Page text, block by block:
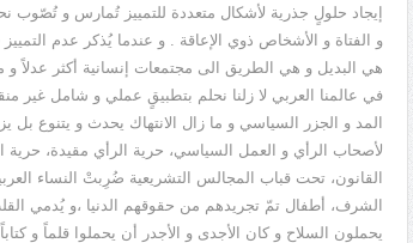
إيجاد حلولٍ جذرية لأشكال متعددة للتمييز تُمارس و تُصّوب
و الفتاة و الأشخاص ذوي الإعاقة . و عندما يُذكر عدم
هي البديل و هي الطريق الى مجتمعات إنسانية أكثر عدلاً و
في عالمنا العربي لا زلنا نحلم بتطبيقٍ عملي و شامل غير
المد و الجزر السياسي و ما زال الانتهاك يحدث و يتنوع بل
لأصحاب الرأي و العمل السياسي، حرية الرأي مقيدة، حرية
القانون، تحت قباب المجالس التشريعية ضُرِبتْ النساء
الشرف، أطفال تمّ تجريدهم من حقوقهم الدنيا ،و يُدمي
يحملون السلاح و كان الأجدى و الأجدر أن يحملوا قلماً و